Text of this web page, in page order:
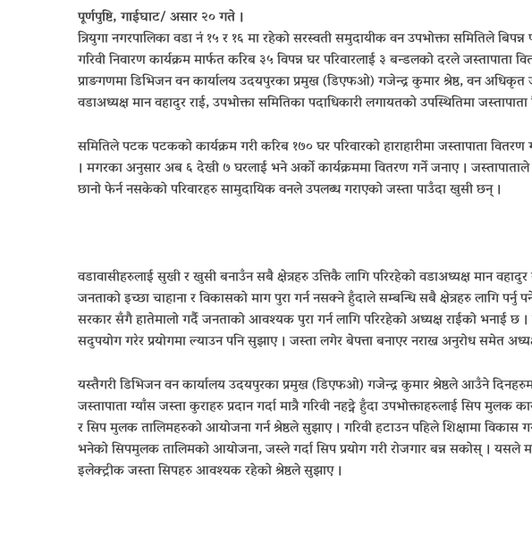
पूर्णपुष्टि, गाईघाट/ असार २० गते ।
त्रियुगा नगरपालिका वडा नं १५ र १६ मा रहेको सरस्वती समुदायीक वन उपभोक्ता समितिले
गरिवी निवारण कार्यक्रम मार्फत करिब ३५ विपन्न घर परिवारलाई ३ बन्डलको दरले जस्तापाता
प्राङगणमा डिभिजन वन कार्यालय उदयपुरका प्रमुख (डिएफओ) गजेन्द्र कुमार श्रेष्ठ, वन अधिकृत
वडाअध्यक्ष मान वहादुर राई, उपभोक्ता समितिका पदाधिकारी लगायतको उपस्थितिमा
समितिले पटक पटकको कार्यक्रम गरी करिब १७० घर परिवारको हाराहारीमा जस्तापाता
। मगरका अनुसार अब ६ देखी ७ घरलाई भने अर्को कार्यक्रममा वितरण गर्ने जनाए ।
छानो फेर्न नसकेको परिवारहरु सामुदायिक वनले उपलब्ध गराएको जस्ता पाउँदा खुसी छन् ।
वडावासीहरुलाई सुखी र खुसी बनाउँन सबै क्षेत्रहरु उत्तिकै लागि परिरहेको वडाअध्यक्ष मान
जनताको इच्छा चाहाना र विकासको माग पुरा गर्न नसक्ने हुँदाले सम्बन्धि सबै क्षेत्रहरु लागि पर्नु
सरकार सँगै हातेमालो गर्दै जनताको आवश्यक पुरा गर्न लागि परिरहेको अध्यक्ष राईको भनाई छ
सदुपयोग गरेर प्रयोगमा ल्याउन पनि सुझाए । जस्ता लगेर बेपत्ता बनाएर नराख्न अनुरोध समेत
यस्तैगरी डिभिजन वन कार्यालय उदयपुरका प्रमुख (डिएफओ) गजेन्द्र कुमार श्रेष्ठले आउँने
जस्तापाता ग्याँस जस्ता कुराहरु प्रदान गर्दा मात्रै गरिवी नहट्ने हुँदा उपभोक्ताहरुलाई सिप मुलक
र सिप मुलक तालिमहरुको आयोजना गर्न श्रेष्ठले सुझाए । गरिवी हटाउन पहिले शिक्षामा विकास
भनेको सिपमुलक तालिमको आयोजना, जस्ले गर्दा सिप प्रयोग गरी रोजगार बन्न सकोस् । यसले
इलेक्ट्रीक जस्ता सिपहरु आवश्यक रहेको श्रेष्ठले सुझाए ।